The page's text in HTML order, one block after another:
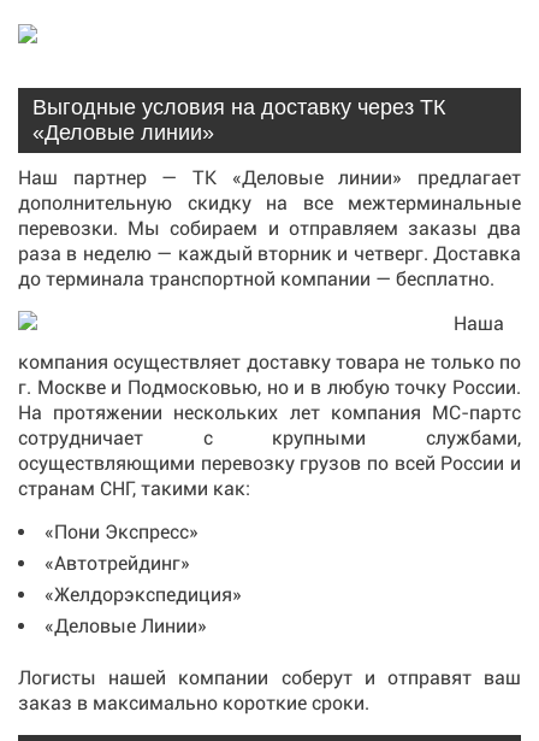
Выгодные условия на доставку через ТК
«Деловые линии»
Наш партнер — ТК «Деловые линии» предлагает
дополнительную скидку на все межтерминальные
перевозки. Мы собираем и отправляем заказы два
раза в неделю — каждый вторник и четверг. Доставка
до терминала транспортной компании — бесплатно.
Наша
компания осуществляет доставку товара не только по
г. Москве и Подмосковью, но и в любую точку России.
На протяжении нескольких лет компания МС-партс
сотрудничает с крупными службами,
осуществляющими перевозку грузов по всей России и
странам СНГ, такими как:
«Пони Экспресс»
«Автотрейдинг»
«Желдорэкспедиция»
«Деловые Линии»
Логисты нашей компании соберут и отправят ваш
заказ в максимально короткие сроки.